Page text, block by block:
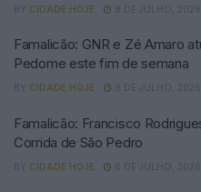
BY CIDADE HOJE 8 DE JULHO, 2026
Famalicão: GNR e Zé Amaro
Pedome este fim de semana
BY CIDADE HOJE 8 DE JULHO, 2026
Famalicão: Francisco
Corrida de São Pedro
BY CIDADE HOJE 6 DE JULHO, 2026